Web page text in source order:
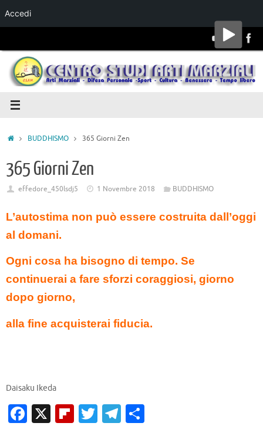
Accedi
Salta al
BUDDHISMO 365 Giorni Zen
365 Giorni Zen
effedore_450lsdj5 1 Novembre 2018 BUDDHISMO
L’autostima non può essere costruita dall’oggi
al domani.
Ogni cosa ha bisogno di tempo. Se
continuerai a fare sforzi coraggiosi, giorno
dopo giorno,
alla fine acquisterai fiducia.
Daisaku Ikeda
Fa X Fl T T